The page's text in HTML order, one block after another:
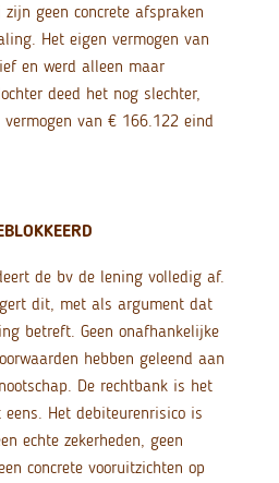
geen concrete afspraken
Het eigen vermogen van
en werd alleen maar
deed het nog slechter,
van € 166.122 eind
de bv de lening volledig af.
dit, met als argument dat
betreft. Geen onafhankelijke
hebben geleend aan
De rechtbank is het
Het debiteurenrisico is
echte zekerheden, geen
concrete vooruitzichten op